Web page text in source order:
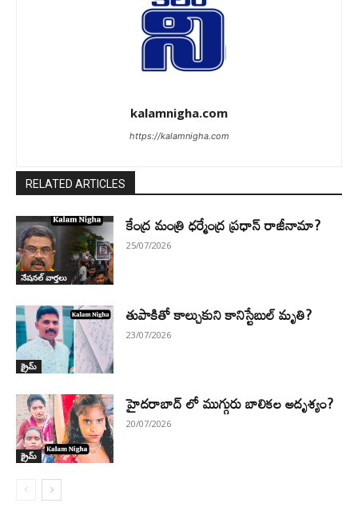
kalamnigha.com
https://kalamnigha.com
RELATED ARTICLES
నేషనల్ వార్తలు
కేంద్ర మంత్రి ధర్మేంద్ర ప్రధాన్ రాజీనామా?
25/07/2026
క్రైమ్
తుపాకితో కాల్చుకుని కానిస్టేబుల్ మృతి?
23/07/2026
క్రైమ్
హైదరాబాద్ లో ముగ్గురు బాలికల అదృశ్యం?
20/07/2026